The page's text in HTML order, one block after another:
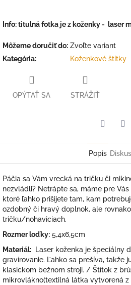
Info: titulná fotka je z koženky - laser
Môžeme doručiť do: Zvoľte variant
Kategória: Koženkové štítky
OPÝTAŤ SA STRÁŽIŤ
Popis
Páčia sa Vám vrecká na tričku či
nezvládli? Netrápte sa, máme pre
ktoré ľahko prišijete tam, kam
ozdobný či hravý doplnok, ale
tričku/nohaviciach.
Rozmer loďky: 5,4x6,5cm
Materiál: Laser koženka je špeciálny
gravírovanie. Ľahko sa prešíva, takže
klasickom bežnom stroji. / Štítok z
mikrovlákno(textilná látka vytvorená